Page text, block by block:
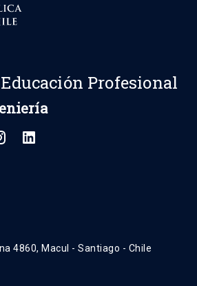
Profesional
4860, Macul - Santiago - Chile